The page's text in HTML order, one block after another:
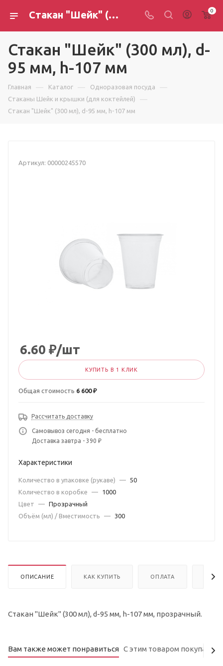
Стакан "Шейк" (300 мл), d-95 мм, h-107 мм 0
Стакан "Шейк" (300 мл), d-
95 мм, h-107 мм
Главная — Каталог — Одноразовая посуда —
Стаканы Шейк и крышки (для коктейлей) —
Стакан "Шейк" (300 мл), d-95 мм, h-107 мм
Артикул: 00000245570
6.60 ₽/шт
КУПИТЬ В 1 КЛИК
Общая стоимость 6 600 ₽
Рассчитать доставку
Самовывоз сегодня - бесплатно
Доставка завтра - 390 ₽
Характеристики
Количество в упаковке (рукаве) — 50
Количество в коробке
—
1000
Цвет
— Прозрачный
Объём (мл) / Вместимость
— 300
ОПИСАНИЕ КАК КУПИТЬ ОПЛАТА
Стакан "Шейк" (300 мл), d-95 мм, h-107 мм, прозрачный.
Вам также может понравиться С этим товаром покупают